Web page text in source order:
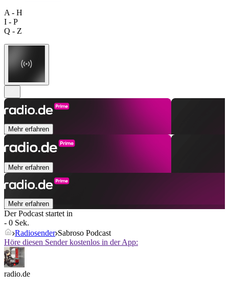
A - H
I - P
Q - Z
Mehr erfahren
Mehr erfahren
Mehr erfahren
Der Podcast startet in
- 0 Sek.
Radiosender Sabroso Podcast
Höre diesen Sender kostenlos in der App:
radio.de